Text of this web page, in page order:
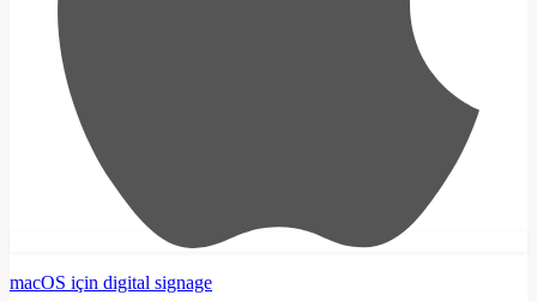
macOS için digital signage